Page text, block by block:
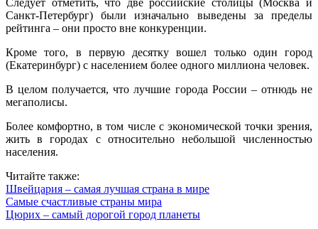
Санкт-Петербург) были изначально выведены за пределы
рейтинга – они просто вне конкуренции.
Кроме того, в первую десятку вошел только один город
(Екатеринбург) с населением более одного миллиона человек.
В целом получается, что лучшие города России – отнюдь не
мегаполисы.
Более комфортно, в том числе с экономической точки зрения,
жить в городах с относительно небольшой численностью
населения.
Читайте также:
Швейцария – самая лучшая страна в мире
Самые счастливые страны мира
Цюрих – самый дорогой город планеты